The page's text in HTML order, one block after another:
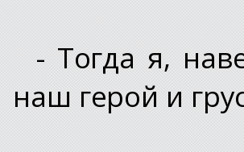
- Тогда я,
наш герой и